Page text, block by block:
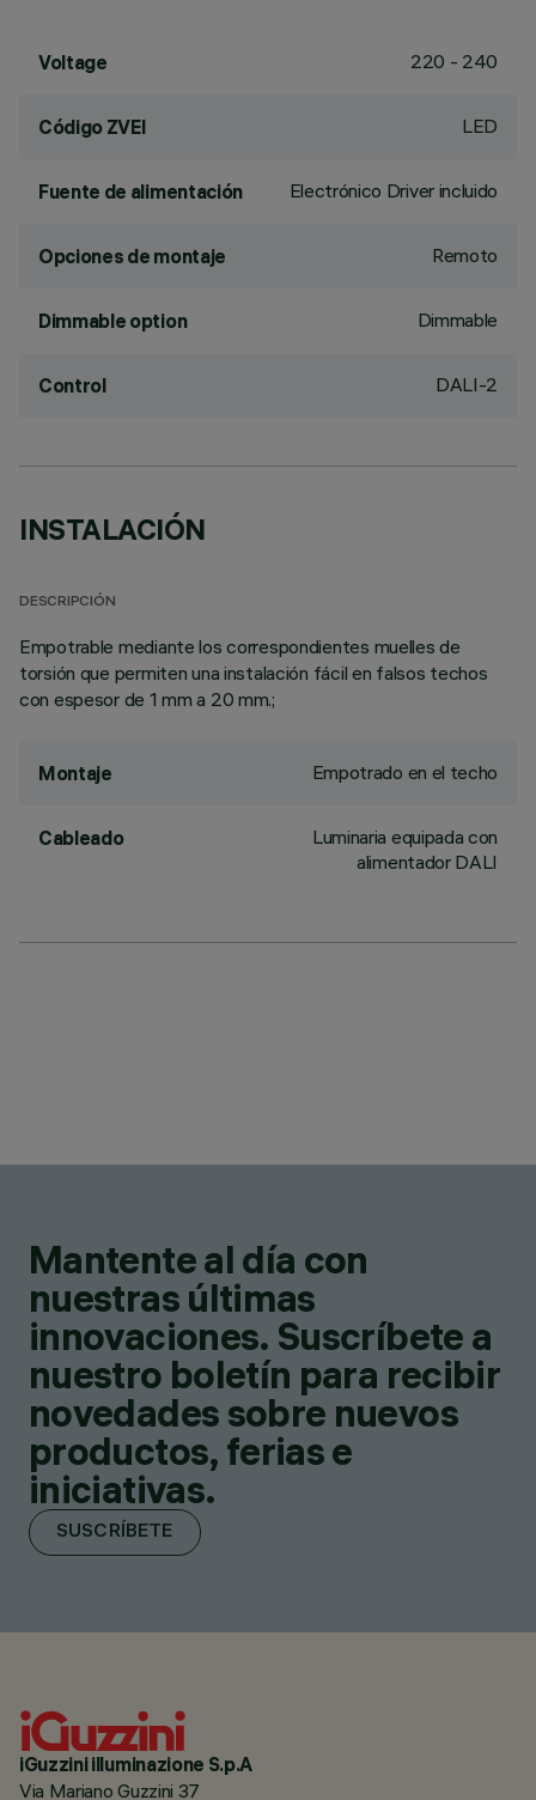
Voltage 220 - 240
Código ZVEI LED
Fuente de alimentación Electrónico Driver incluido
Opciones de montaje Remoto
Dimmable option Dimmable
Control DALI-2
INSTALACIÓN
DESCRIPCIÓN
Empotrable mediante los correspondientes muelles de
torsión que permiten una instalación fácil en falsos techos
con espesor de 1 mm a 20 mm.;
Montaje Empotrado en el techo
Cableado
Luminaria equipada con
alimentador DALI
Mantente al día con
nuestras últimas
innovaciones. Suscríbete a
nuestro boletín para recibir
novedades sobre nuevos
productos, ferias e
iniciativas.
SUSCRÍBETE
iGuzzini illuminazione S.p.A
Via Mariano Guzzini 37